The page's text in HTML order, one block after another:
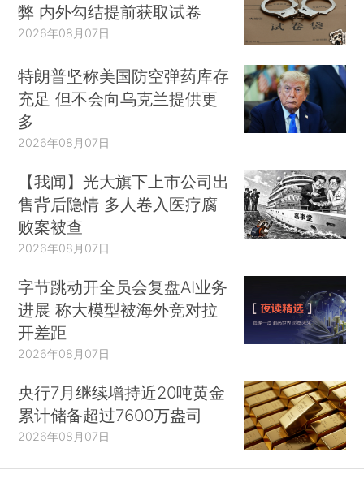
弊 内外勾结提前获取试卷
2026年08月07日
特朗普坚称美国防空弹药库存
充足 但不会向乌克兰提供更
多
2026年08月07日
【我闻】光大旗下上市公司出
售背后隐情 多人卷入医疗腐
败案被查
2026年08月07日
字节跳动开全员会复盘AI业务
进展 称大模型被海外竞对拉
开差距
2026年08月07日
央行7月继续增持近20吨黄金
累计储备超过7600万盎司
2026年08月07日